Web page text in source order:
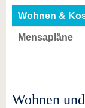
Wohnen &
Mensapläne
Wohnen